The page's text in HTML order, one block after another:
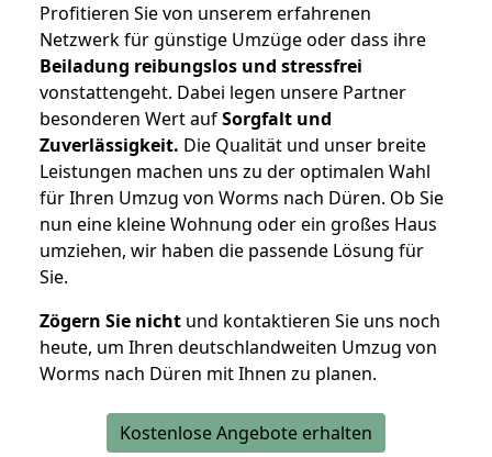
Profitieren Sie von unserem erfahrenen
Netzwerk für günstige Umzüge oder dass ihre
Beiladung reibungslos und stressfrei
vonstattengeht. Dabei legen unsere Partner
besonderen Wert aufSorgfalt und
Zuverlässigkeit. Die Qualität und unser breite
Leistungen machen uns zu der optimalen Wahl
für Ihren Umzug von Worms nach Düren. Ob Sie
nun eine kleine Wohnung oder ein großes Haus
umziehen, wir haben die passende Lösung für
Sie.
Zögern Sie nicht und kontaktieren Sie uns noch
heute, um Ihren deutschlandweiten Umzug von
Worms nach Düren mit Ihnen zu planen.
Kostenlose Angebote erhalten